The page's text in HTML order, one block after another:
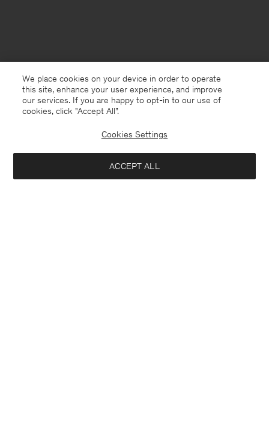
France Deutsch
We place cookies on your device in order to operate
this site, enhance your user experience, and improve
our services. If you are happy to opt-in to our use of
cookies, click "Accept All”.
Cookies Settings
ACCEPT ALL